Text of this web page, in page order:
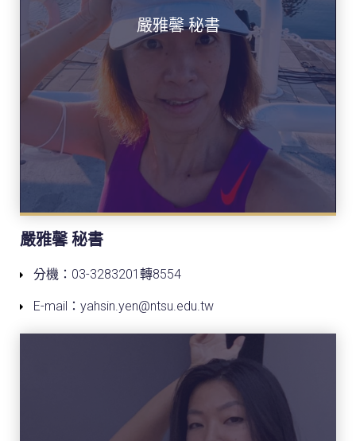
嚴雅馨 秘書
嚴雅馨 秘書
分機：03-3283201轉8554
E-mail：yahsin.yen@ntsu.edu.tw